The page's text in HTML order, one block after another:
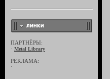
ПАРТНЁРЫ:
· Metal Library
РЕКЛАМА:
·